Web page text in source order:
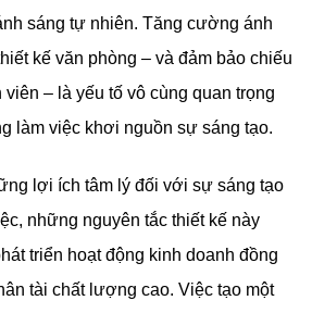
sáng tự nhiên. Tăng cường ánh
kế văn phòng – và đảm bảo chiếu
– là yếu tố vô cùng quan trọng
làm việc khơi nguồn sự sáng tạo.
lợi ích tâm lý đối với sự sáng tạo
những nguyên tắc thiết kế này
triển hoạt động kinh doanh đồng
tài chất lượng cao. Việc tạo một